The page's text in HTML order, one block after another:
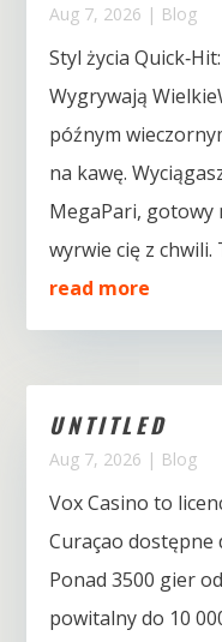
Aug 7, 2026 | Blog
Styl życia
Wygrywają
późnym
na kawę.
MegaPari, gotowy
wyrwie cię z chwili.
read more
UNTITLED
Aug 7, 2026 | Blog
Vox Casino to
Curaçao dostępne
Ponad 3500 gier
powitalny do 10